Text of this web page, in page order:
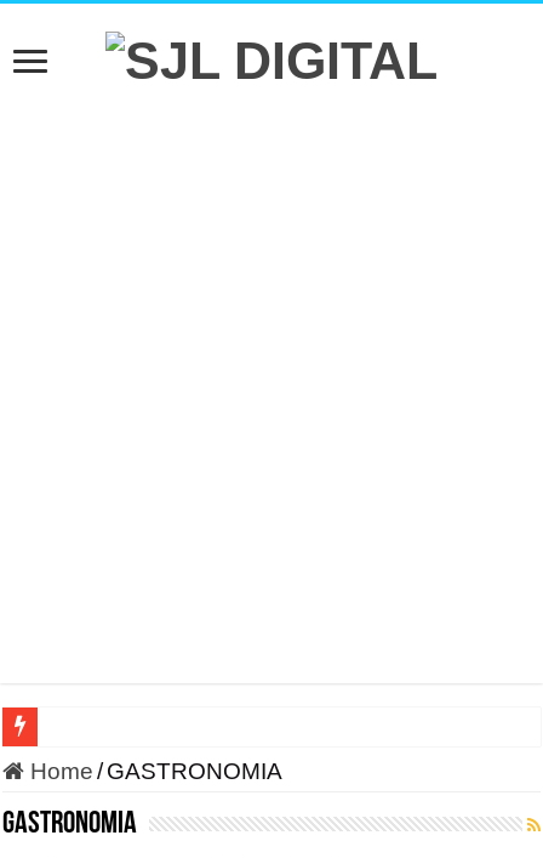
HONOR incursiona en la robótica con un enfoque en IA
Home /GASTRONOMIA
GASTRONOMIA